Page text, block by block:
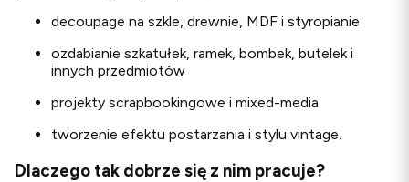
decoupage na szkle, drewnie, MDF i styropianie
ozdabianie szkatułek, ramek, bombek, butelek i
innych przedmiotów
projekty scrapbookingowe i mixed-media
tworzenie efektu postarzania i stylu vintage.
Dlaczego tak dobrze się z nim pracuje?